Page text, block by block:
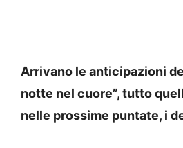
Arrivano le anticipazioni
notte nel cuore”, tutto
nelle prossime puntate, i